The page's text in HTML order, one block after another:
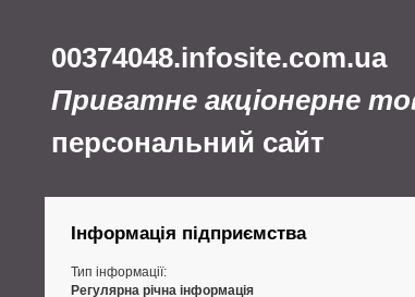
00374048.infosite.com.ua
Приватне акціонерне
персональний сайт
Інформація підприємства
Тип інформації:
Регулярна річна інформація